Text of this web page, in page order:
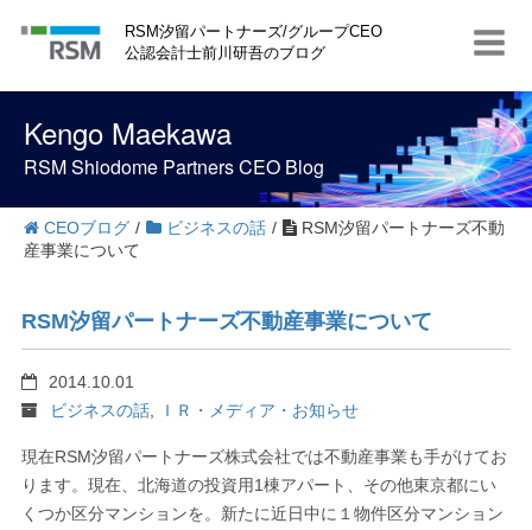
t
RSM汐留パートナーズ/グループCEO
公認会計士前川研吾のブログ
Kengo Maekawa
RSM Shiodome Partners CEO Blog
CEOブログ / ビジネスの話 /
RSM汐留パートナーズ不動
産事業について
RSM汐留パートナーズ不動産事業について
2014.10.01
ビジネスの話, ＩＲ・メディア・お知らせ
現在RSM汐留パートナーズ株式会社では不動産事業も手がけてお
ります。現在、北海道の投資用1棟アパート、その他東京都にい
くつか区分マンションを。新たに近日中に１物件区分マンション